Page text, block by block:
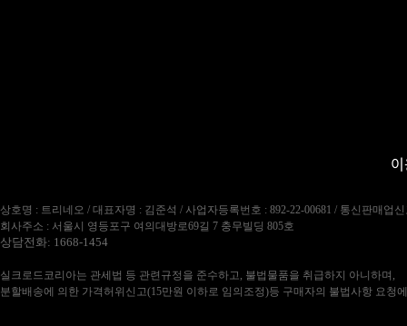
상호명 : 트리네오 / 대표자명 : 김준석 / 사업자등록번호 : 892-22-00681 / 통신판매업
회사주소 : 서울시 영등포구 여의대방로69길 7 충무빌딩 805호
상담전화: 1668-1454
실크로드코리아는 관세법 등 관련규정을 준수하고, 불법물품을 취급하지 아니하며,
분할배송에 의한 가격허위신고(15만원 이하로 임의조정)등 구매자의 불법사항 요청